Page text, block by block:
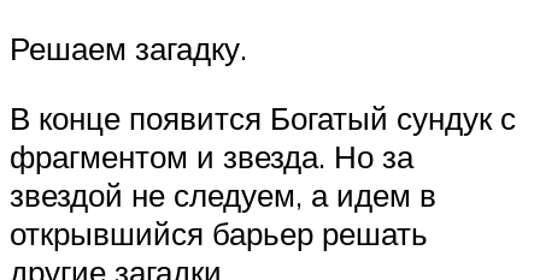
Решаем загадку.
В конце появится Богатый сундук с
фрагментом и звезда. Но за
звездой не следуем, а идем в
открывшийся барьер решать
другие загадки.